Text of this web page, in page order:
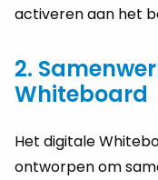
activeren aan het
2.
Whiteboard
Het digitale
ontworpen om